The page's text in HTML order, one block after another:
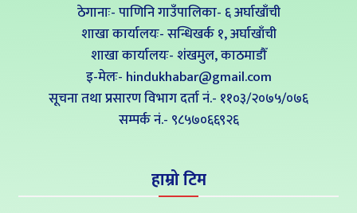
ठेगानाः- पाणिनि गाउँपालिका- ६ अर्घाखाँची
शाखा कार्यालयः- सन्धिखर्क १, अर्घाखाँची
शाखा कार्यालयः- शंखमुल, काठमाडौँ
इ-मेलः- hindukhabar@gmail.com
सूचना तथा प्रसारण विभाग दर्ता नं.- ११०३/२०७५/०७६
सम्पर्क नं‍.- ९८५७०६६९२६
हाम्रो टिम